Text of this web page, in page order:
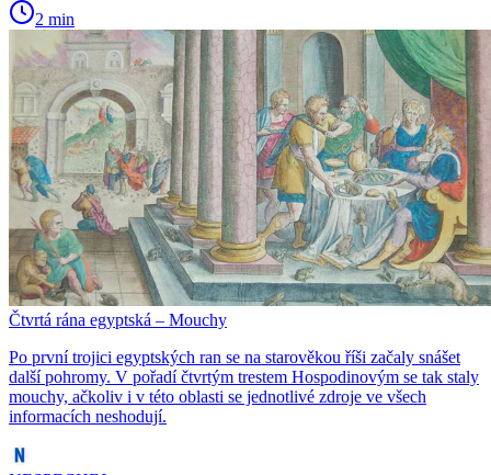
2 min
Čtvrtá rána egyptská – Mouchy
Po první trojici egyptských ran se na starověkou říši začaly snášet
další pohromy. V pořadí čtvrtým trestem Hospodinovým se tak staly
mouchy, ačkoliv i v této oblasti se jednotlivé zdroje ve všech
informacích neshodují.